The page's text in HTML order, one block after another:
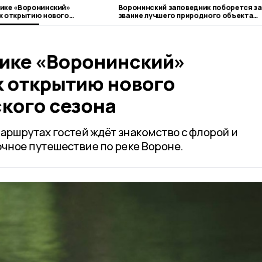
«Воронинский»
открытию нового
сезона
Воронинский заповедник поборется за
звание лучшего природного объекта
России
«Воронинский»
открытию нового
сезона
гостей ждёт знакомство с флорой и
путешествие по реке Вороне.